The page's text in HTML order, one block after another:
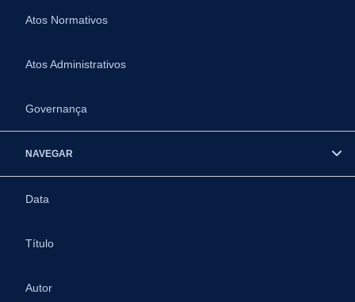
Atos Normativos
Atos Administrativos
Governança
NAVEGAR
Data
Título
Autor